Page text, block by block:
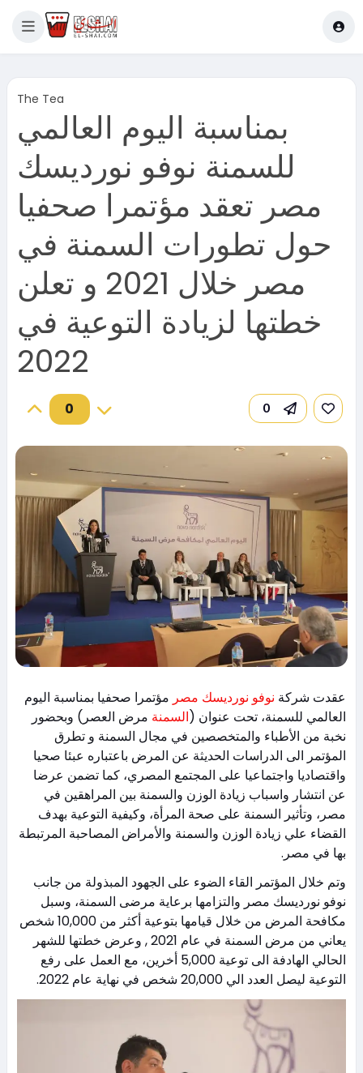
The Tea
بمناسبة اليوم العالمي
للسمنة نوفو نورديسك
مصر تعقد مؤتمرا صحفيا
حول تطورات السمنة في
مصر خلال 2021 و تعلن
خطتها لزيادة التوعية في
2022
0 0
عقدت شركة نوفو نورديسك مصر مؤتمرا صحفيا بمناسبة اليوم
العالمي للسمنة، تحت عنوان (السمنة مرض العصر) وبحضور
نخبة من الأطباء والمتخصصين في مجال السمنة و تطرق
المؤتمر الى الدراسات الحديثة عن المرض باعتباره عبئا صحيا
واقتصاديا واجتماعيا على المجتمع المصري، كما تضمن عرضا
عن انتشار واسباب زيادة الوزن والسمنة بين المراهقين في
مصر، وتأثير السمنة على صحة المرأة، وكيفية التوعية بهدف
القضاء علي زيادة الوزن والسمنة والأمراض المصاحبة المرتبطة
بها في مصر.
وتم خلال المؤتمر القاء الضوء على الجهود المبذولة من جانب
نوفو نورديسك مصر والتزامها برعاية مرضى السمنة، وسبل
مكافحة المرض من خلال قيامها بتوعية أكثر من 10,000 شخص
يعاني من مرض السمنة في عام 2021 , وعرض خطتها للشهر
الحالي الهادفة الى توعية 5,000 أخرين، مع العمل على رفع
التوعية ليصل العدد الي 20,000 شخص في نهاية عام 2022.